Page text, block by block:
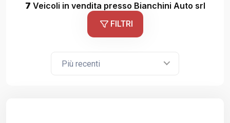
7 Veicoli in vendita presso Bianchini Auto srl
FILTRI
Più recenti